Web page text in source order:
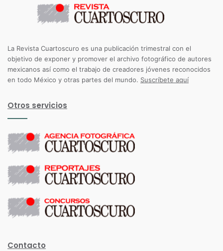
La Revista Cuartoscuro es una publicación trimestral con el
objetivo de exponer y promover el archivo fotográfico de autores
mexicanos así como el trabajo de creadores jóvenes reconocidos
en todo México y otras partes del mundo. Suscríbete aquí
Otros servicios
Contacto